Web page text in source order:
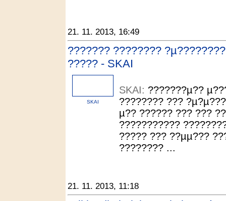
21. 11. 2013, 16:49
??????? ????????
????? - SKAI
SKAI
SKAI: ???????µ??
???????? ???
µ?? ?????? ??? ???
???????????
????? ??? ??µµ???
???????? ...
21. 11. 2013, 11:18